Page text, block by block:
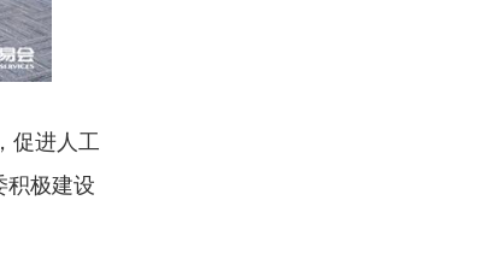
促进人工
积极建设